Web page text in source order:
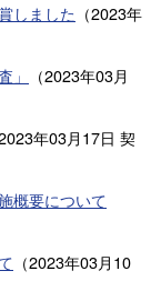
しました （2023年
」
（2023年03月
年03月17日 契
概要について
（2023年03月10